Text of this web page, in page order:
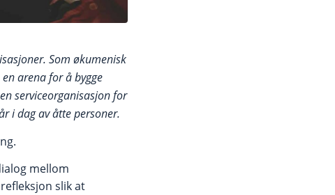
Som økumenisk
arena for å bygge
serviceorganisasjon for
i dag av åtte personer.
mellom
slik at